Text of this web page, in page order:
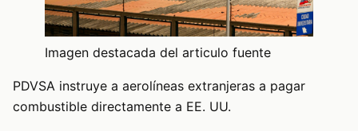
Imagen destacada del articulo fuente
PDVSA instruye a aerolíneas extranjeras a pagar
combustible directamente a EE. UU.